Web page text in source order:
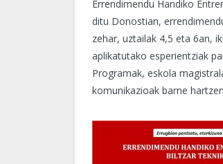
Errendimendu Handiko
ditu Donostian,
zehar, uztailak 4,5 eta 6an,
aplikatutako esperientziak
Programak, eskola
komunikazioak barne